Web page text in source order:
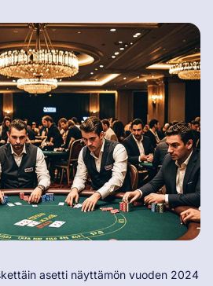
asetti näyttämön vuoden 2024